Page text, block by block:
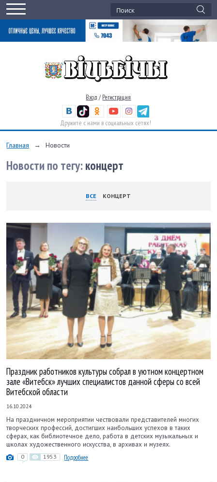
Вход / Регистрация
Дружите с нами в социальных сетях!
Главная → Новости
Новости по тегу: концерт
ВСЕ КОНЦЕРТ
Праздник работников культуры собрал в уютном концертном
зале «Витебск» лучших специалистов данной сферы со всей
Витебской области
16.10.2024
На праздничном мероприятии чествовали представителей многих
творческих профессий, достигших наибольших успехов в таких
сферах, как библиотечное дело, работа в детских музыкальных и
школах художественного искусства, в архивах и музеях.
0 1953 Подробнее